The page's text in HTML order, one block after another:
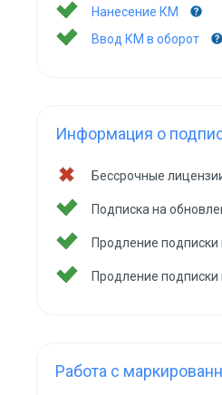
Нанесение КМ
Ввод КМ в оборот
Информация о
Бессрочные
Подписка на
Продление подписки
Продление подписки
Работа с